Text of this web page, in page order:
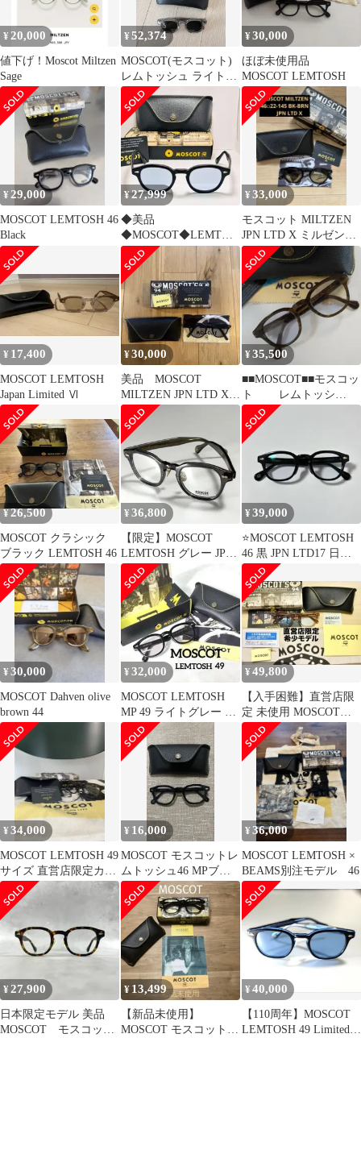
¥20,000
値下げ！Moscot Miltzen
Sage
¥52,374
MOSCOT(モスコット)
レムトッシュ ライトグ
レー カラー 47 サイズ
出品
¥30,000
ほぼ未使用品
MOSCOT LEMTOSH
¥29,000
MOSCOT LEMTOSH 46
Black
¥27,999
◆美品
◆MOSCOT◆LEMTOS
H◆MATTE
BLACK◆46サイズ
¥33,000
モスコット MILTZEN
JPN LTD X ミルゼン
MOSCOT 日本限定
¥ 17,400
MOSCOT LEMTOSH
Japan Limited Ⅵ
¥30,000
美品 MOSCOT
MILTZEN JPN LTD X
46
¥35,500
■■MOSCOT■■モスコッ
ト レムトッシ
ュ JPN Ⅴ ＊正
規品＊
¥26,500
MOSCOT クラシック
ブラック LEMTOSH 46
¥36,800
【限定】MOSCOT
LEMTOSH グレー JPN
LTD16 /モスコット
¥39,000
⭐️MOSCOT LEMTOSH
46 黒 JPN LTD17 日本
限定品
¥30,000
MOSCOT Dahven olive
brown 44
¥32,000
MOSCOT LEMTOSH
MP 49 ライトグレー 正
規品
¥49,800
【入手困難】直営店限
定 未使用 MOSCOT
LEMTOSH JPN LTD
¥34,000
MOSCOT LEMTOSH 49
サイズ 直営店限定カラ
ー 定価48,400
¥ 16,000
MOSCOT モスコットレ
ムトッシュ46 MPブラ
ック日本仕様
¥36,000
MOSCOT LEMTOSH ×
BEAMS別注モデル 46
¥27,900
日本限定モデル 美品
MOSCOT モスコッ
¥ 13,499
【新品未使用】
MOSCOT モスコット
¥40,000
【110周年】MOSCOT
LEMTOSH 49 Limited